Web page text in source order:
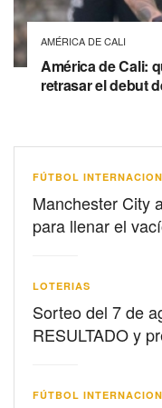
AMÉRICA DE CALI
América de Cali:
retrasar el debut
FÚTBOL
Manchester City
para llenar el
LOTERIAS
Sorteo del 7 de
RESULTADO y
FÚTBOL